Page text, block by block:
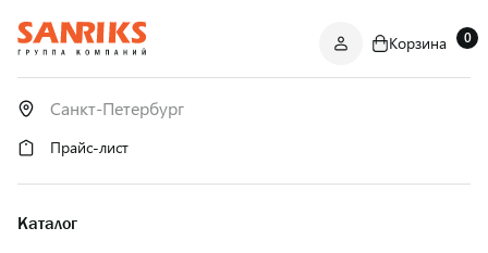
ОПТОМ
И В РОЗНИЦУ
Корзина 0
Прайс-лист
Каталог